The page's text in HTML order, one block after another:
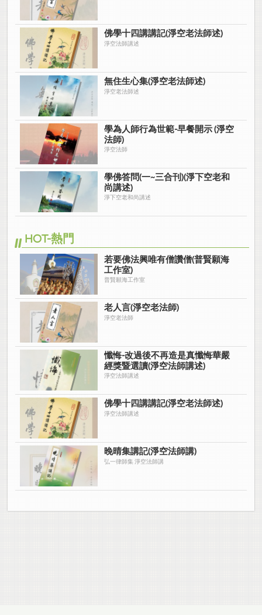
佛學十四講講記(淨空老法師述)
淨空法師講述
無住生心集(淨空老法師述)
淨空老法師述
學為人師行為世範-早餐開示 (淨空
法師)
淨空法師
學佛答問(一~三合刊)(淨下空老和
尚講述)
淨下空老和尚講述
HOT-熱門
若要佛法興唯有僧讚僧(普賢願海
工作室)
普賢願海工作室
老人言(淨空老法師)
淨空老法師
懺悔-改過後不再造是真懺悔華嚴
經獎暨選讀(淨空法師講述)
淨空法師講述
佛學十四講講記(淨空老法師述)
淨空法師講述
晚晴集講記(淨空法師講)
弘一律師集 淨空法師講